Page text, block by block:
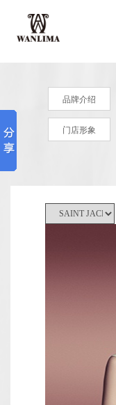
品牌介绍
门店形象